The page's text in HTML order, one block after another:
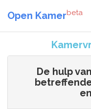
Open Kamerbeta
De hulp